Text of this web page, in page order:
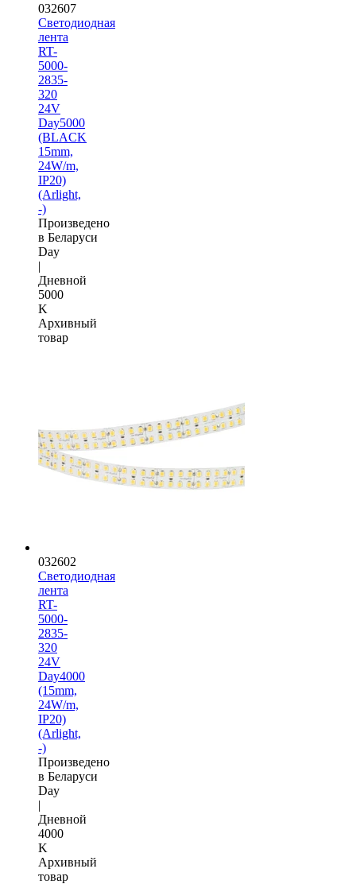
032607
Светодиодная
лента
RT-
5000-
2835-
320
24V
Day5000
(BLACK
15mm,
24W/m,
IP20)
(Arlight,
-)
Произведено
в Беларуси
Day
|
Дневной
5000
K
Архивный
товар
032602
Светодиодная
лента
RT-
5000-
2835-
320
24V
Day4000
(15mm,
24W/m,
IP20)
(Arlight,
-)
Произведено
в Беларуси
Day
|
Дневной
4000
K
Архивный
товар